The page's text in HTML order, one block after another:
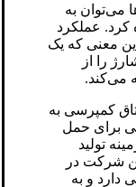
می‌توان به
عملکرد
معنی که یک
را از
می‌کند.
کمپرسی به
برای حمل
تولید
شرکت در
دارد و به